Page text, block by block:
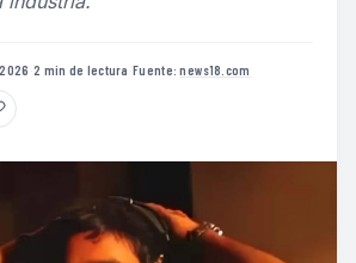
·2 min de lectura ·Fuente:news18.com